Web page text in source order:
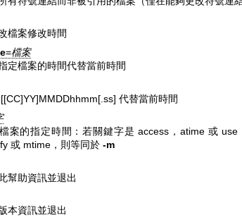
檔案修改時間
=檔案
定檔案的時間代替當前時間
代替當前時間
案的指定時間：若關鍵字是 access，atime 或 use
或 mtime，則等同於-m
幫助資訊並退出
本資訊並退出